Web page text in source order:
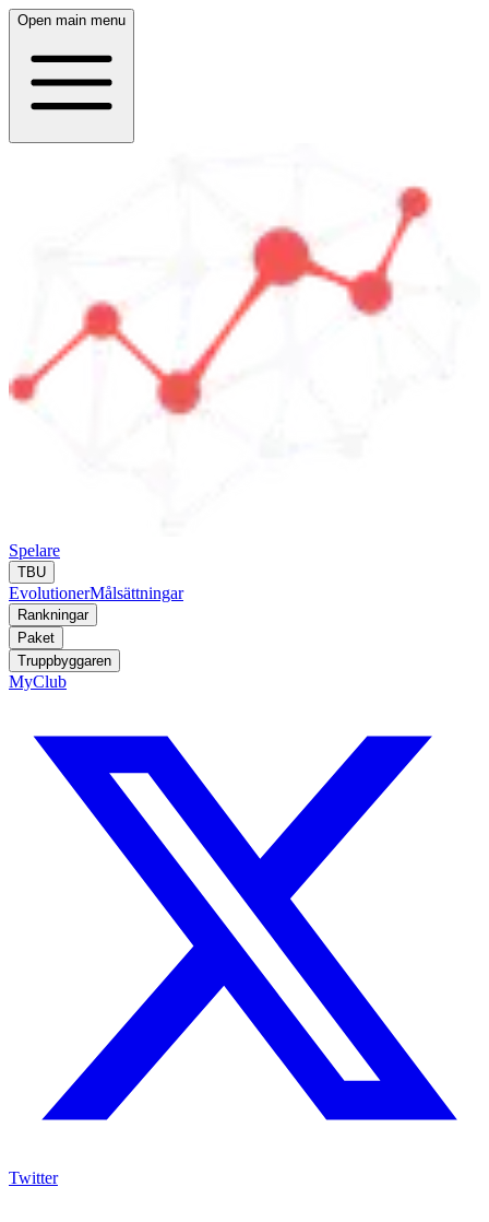
Open main menu
Spelare
TBU
EvolutionerMålsättningar
Rankningar
Paket
Truppbyggaren
MyClub
Twitter